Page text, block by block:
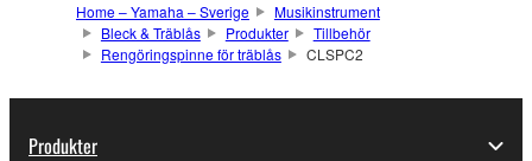
Home – Yamaha – Sverige
Musikinstrument
Bleck & Träblås
Produkter
Tillbehör
Rengöringspinne för träblås
CLSPC2
Produkter